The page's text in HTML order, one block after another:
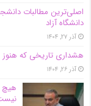
اصلی‌ترین مطالبات
دانشگاه آز‌اد
آذر ۲۷, ۱۴۰۴
هشداری تاریخی که
آذر ۲۶, ۱۴۰۴
هیچ